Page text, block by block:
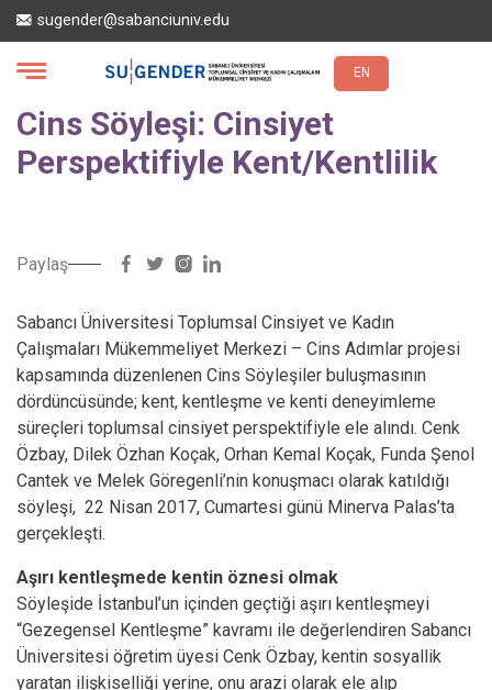
Ana
içeriğe
atla
sugender@sabanciuniv.edu
EN
Cins Söyleşi: Cinsiyet
Perspektifiyle Kent/Kentlilik
Paylaş
Sabancı Üniversitesi Toplumsal Cinsiyet ve Kadın
Çalışmaları Mükemmeliyet Merkezi – Cins Adımlar projesi
kapsamında düzenlenen Cins Söyleşiler buluşmasının
dördüncüsünde; kent, kentleşme ve kenti deneyimleme
süreçleri toplumsal cinsiyet perspektifiyle ele alındı. Cenk
Özbay, Dilek Özhan Koçak, Orhan Kemal Koçak, Funda Şenol
Cantek ve Melek Göregenli’nin konuşmacı olarak katıldığı
söyleşi, 22 Nisan 2017, Cumartesi günü Minerva Palas’ta
gerçekleşti.
Aşırı kentleşmede kentin öznesi olmak
Söyleşide İstanbul’un içinden geçtiği aşırı kentleşmeyi
“Gezegensel Kentleşme” kavramı ile değerlendiren Sabancı
Üniversitesi öğretim üyesi Cenk Özbay, kentin sosyallik
yaratan ilişkiselliği yerine, onu arazi olarak ele alıp